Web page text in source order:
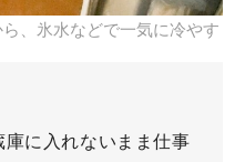
、氷水などで一気に冷やす
に入れないまま仕事